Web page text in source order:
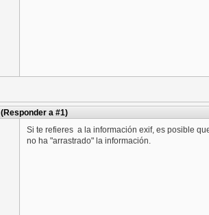
(Responder a #1)
Si te refieres a la información exif, es posible
no ha "arrastrado" la información.